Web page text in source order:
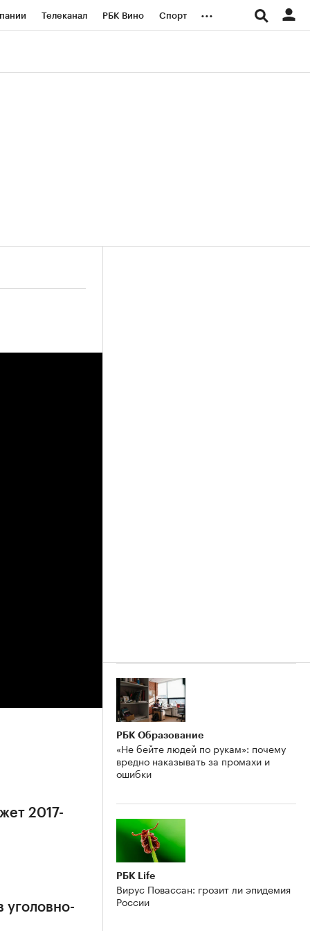
Телеканал РБК Вино Спорт ...
2017-
уголовно-
РБК Образование
«Не бейте людей по рукам»: почему
вредно наказывать за промахи и
ошибки
РБК Life
Вирус Повассан: грозит ли эпидемия
России